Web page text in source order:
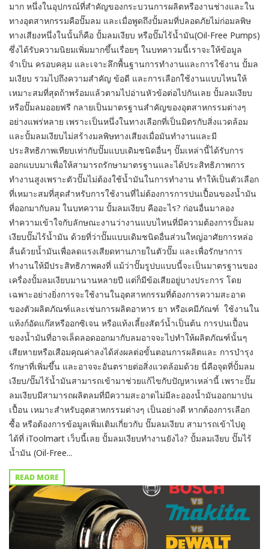
มาก หนึ่งในอุปกรณ์ที่สำคัญของกระบวนการผลิตหรืองานช่างและใน
ทางอุตสาหกรรมคือปั๊มลม และเมื่อพูดถึงปั้มลมที่ปลอดภัยไม่ก่อมลพิษ
ทางเสียงหนึ่งในนั้นก็คือ ปั้มลมเงียบ หรือปั๊มไร้น้ำมัน(Oil-Free Pumps)
ซึ่งได้รับความนิยมเพิ่มมากขึ้นเรื่อยๆ ในบทคาวมนี้เราจะให้ข้อมูล
จำเป็น ครอบคลุม และเจาะลึกพื้นฐานการทำงานและการใช้งาน ปั้มล
มเงียบ รวมไปถึงความสำคัญ ข้อดี และการเลือกใช้งานแบบไหนให้
เหมาะสมที่สุดถ้าพร้อมแล้วตามไปอ่านหัวข้อต่อไปกันเลย ปั้มลมเงียบ
หรือปั๊มลมออยฟรี กลายเป็นมาตรฐานสำคัญของอุตสาหกรรมต่างๆ
อย่างแพร่หลาย เพราะเป็นหนึ่งในทางเลือกที่เป็นมิตรกับสิ่งแวดล้อม
และปั้มลมเงียบไม่สร้างมลพิษทางเสียงเมื่อมันทำงานและมี
ประสิทธิภาพเทียบเท่ากับปั๊มแบบเดิมชนิดอื่นๆ ปั๊มเหล่านี้ได้รับการ
ออกแบบมาเพื่อให้สามารถรักษามาตรฐานและได้ประสิทธิภาพการ
ทำงานสูงเพราะตัวปั๊มไม่ต้องใช้น้ำมันในการทำงาน ทำให้เป็นตัวเลือก
ที่เหมาะสมที่สุดสำหรับการใช้งานที่ไม่ต้องการการปนเปื้อนของน้ำมัน
ที่ออกมากับลม ในบทความ ปั้มลมเงียบ คืออะไร? ก่อนอื่นมาลอง
ทำความเข้าใจกับลักษณะงานว่างานแบบไหนที่มีความต้องการปั้มลม
เงียบปั๊มไร้น้ำมัน ด้วยที่ว่าปั๊มแบบเดิมชนิดอื่นส่วนใหญ่อาศัยการหล่อ
ลื่นด้วยน้ำมันเพื่อลดแรงเสียดทานภายในตัวปั๊ม และเพื่อรักษาการ
ทำงานให้มีประสิทธิภาพคงที่ แม้ว่าปั๊มรูปบแบบนี้จะเป็นมาตรฐานของ
เครื่องปั้มลมเงียบมานานหลายปี แต่ก็มีข้อเสียอยู่บางประการ โดย
เฉพาะอย่างยิ่งการจะใช้งานในอุตสาหกรรมที่ต้องการความสะอาด
ของตัวผลิตภัณฑ์และเช่นการผลิตอาหาร ยา หรือเคมีภัณฑ์ ใช้งานใน
แท้งก์อัดแก๊สหรืออกซิเจน หรือแท้งเลี้ยงสัตว์น้ำเป็นต้น การปนเปื้อน
ของน้ำมันที่อาจเล็ดลอดออกมากับลมอาจจะไปทำให้ผลิตภัณฑ์นั้นๆ
เสียหายหรือเสือมคุณค่าลงได้ส่งผลต่อขั้นตอนการผลิตและ การบำรุง
รักษาที่เพิ่มขึ้น และอาจจะอันตรายต่อสิ่งแวดล้อมด้วย นี่คือจุดที่ปั้มลม
เงียบ/ปั๊มไร้น้ำมันสามารถเข้ามาช่วยแก้ไขกับปัญหาเหล่านี้ เพราะปั๊ม
ลมเงียบมีสามารถผลิตลมที่มีความสะอาดไม่มีละอองน้ำมันออกมาปน
เปื้อน เหมาะสำหรับอุตสาหกรรมต่างๆ เป็นอย่างดี หากต้องการเลือก
ซื้อ หรือต้องการข้อมูลเพิ่มเติมเกี่ยวกับ ปั๊มลมเงียบ สามารถเข้าไปดู
ได้ที่ iToolmart เว็บนี้เลย ปั้มลมเงียบทำงานยังไง? ปั้มลมเงียบ ปั๊มไร้
น้ำมัน (Oil-Free...
READ MORE